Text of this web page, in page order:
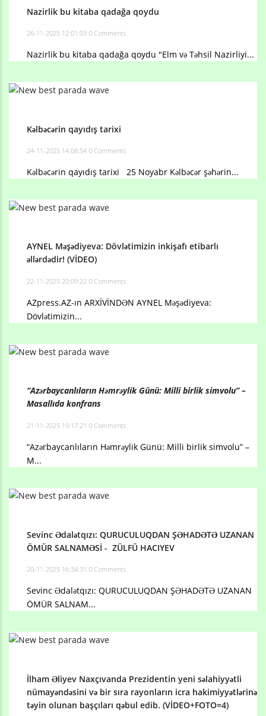
Nazirlik bu kitaba qadağa qoydu
26-11-2025 12:01:03 0 Comments
Nazirlik bu kitaba qadağa qoydu "Elm və Təhsil Nazirliyi...
Kəlbəcərin qayıdış tarixi
24-11-2025 14:08:54 0 Comments
Kəlbəcərin qayıdış tarixi 25 Noyabr Kəlbəcər şəhərin...
AYNEL Məşədiyeva: Dövlətimizin inkişafı etibarlı
əllərdədir! (VİDEO)
22-11-2025 20:09:22 0 Comments
AZpress.AZ-ın ARXİVİNDƏN AYNEL Məşədiyeva:
Dövlətimizin...
“Azərbaycanlıların Həmrəylik Günü: Milli birlik simvolu” –
Masallıda konfrans
21-11-2025 19:17:21 0 Comments
“Azərbaycanlıların Həmrəylik Günü: Milli birlik simvolu” –
M...
Sevinc Ədalətqızı: QURUCULUQDAN ŞƏHADƏTƏ UZANAN
ÖMÜR SALNAMƏSİ - ZÜLFÜ HACIYEV
20-11-2025 16:34:31 0 Comments
Sevinc Ədalətqızı: QURUCULUQDAN ŞƏHADƏTƏ UZANAN
ÖMÜR SALNAM...
İlham Əliyev Naxçıvanda Prezidentin yeni səlahiyyətli
nümayəndəsini və bir sıra rayonların icra hakimiyyətlərinə
təyin olunan başçıları qəbul edib. (VİDEO+FOTO=4)